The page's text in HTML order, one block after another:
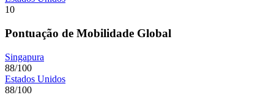
10
Pontuação de Mobilidade Global
Singapura
88/100
Estados Unidos
88/100